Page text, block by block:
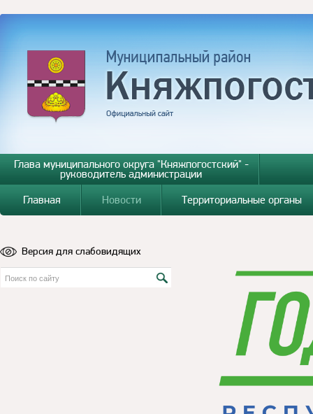
Глава муниципального округа "Княжпогостский" -
руководитель администрации
Главная
Новости Территориальные органы
Версия для слабовидящих